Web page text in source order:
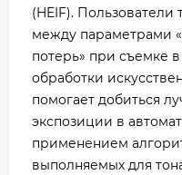
(HEIF). Пользователи
между параметрами
потерь» при съемке
обработки
помогает добиться
экспозиции в
применением
выполняемых для